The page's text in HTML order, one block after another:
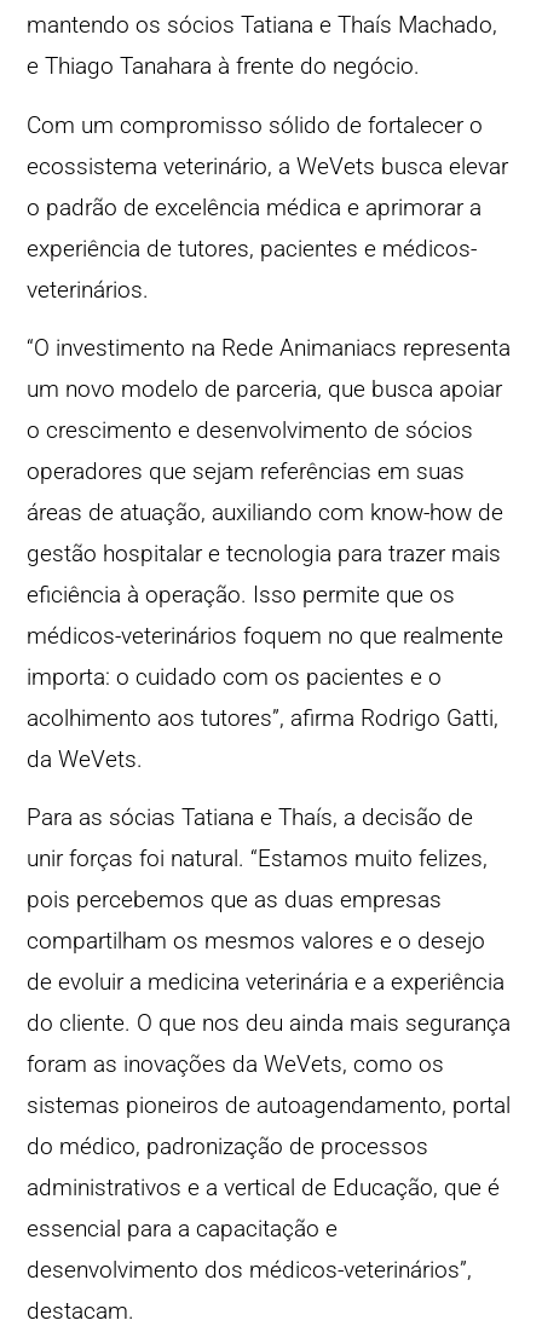
mantendo os sócios Tatiana e Thaís Machado,
e Thiago Tanahara à frente do negócio.
Com um compromisso sólido de fortalecer o
ecossistema veterinário, a WeVets busca elevar
o padrão de excelência médica e aprimorar a
experiência de tutores, pacientes e médicos-
veterinários.
“O investimento na Rede Animaniacs representa
um novo modelo de parceria, que busca apoiar
o crescimento e desenvolvimento de sócios
operadores que sejam referências em suas
áreas de atuação, auxiliando com know-how de
gestão hospitalar e tecnologia para trazer mais
eficiência à operação. Isso permite que os
médicos-veterinários foquem no que realmente
importa: o cuidado com os pacientes e o
acolhimento aos tutores”, afirma Rodrigo Gatti,
da WeVets.
Para as sócias Tatiana e Thaís, a decisão de
unir forças foi natural. “Estamos muito felizes,
pois percebemos que as duas empresas
compartilham os mesmos valores e o desejo
de evoluir a medicina veterinária e a experiência
do cliente. O que nos deu ainda mais segurança
foram as inovações da WeVets, como os
sistemas pioneiros de autoagendamento, portal
do médico, padronização de processos
administrativos e a vertical de Educação, que é
essencial para a capacitação e
desenvolvimento dos médicos-veterinários”,
destacam.